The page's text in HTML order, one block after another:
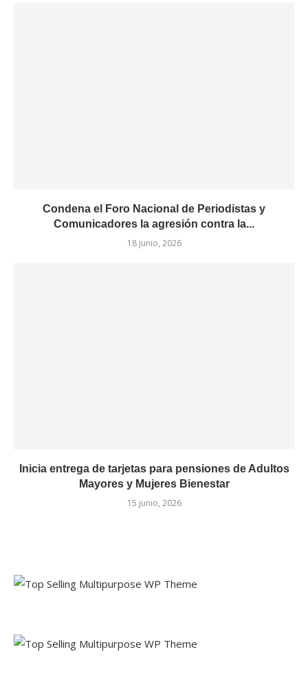
Condena el Foro Nacional de Periodistas y
Comunicadores la agresión contra la...
18 junio, 2026
Inicia entrega de tarjetas para pensiones de Adultos
Mayores y Mujeres Bienestar
15 junio, 2026